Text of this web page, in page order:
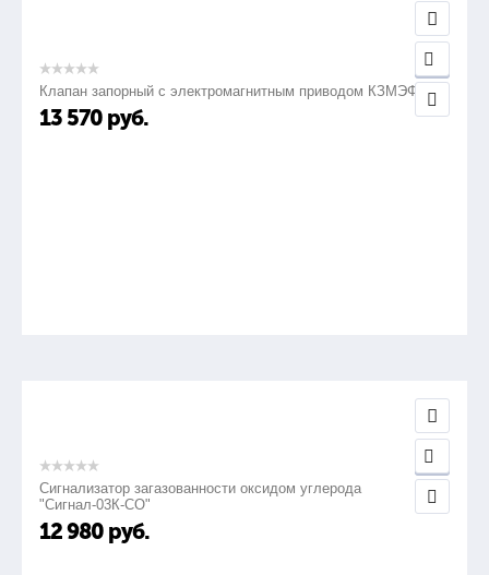
Клапан запорный с электромагнитным приводом КЗМЭФ
13 570 руб.
Сигнализатор загазованности оксидом углерода
"Сигнал-03К-СО"
12 980 руб.